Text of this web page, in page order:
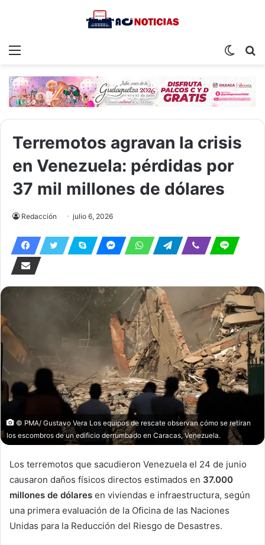
Menu
Switch
Terremotos agravan la crisis
en Venezuela: pérdidas por
37 mil millones de dólares
Redacción julio 6, 2026
© PMA/ Gustavo Vera Los equipos de rescate observan cómo se retiran
los escombros de un edificio derrumbado en Caracas, Venezuela.
Los terremotos que sacudieron Venezuela el 24 de junio
causaron daños físicos directos estimados en 37.000
millones de dólares en viviendas e infraestructura, según
una primera evaluación de la Oficina de las Naciones
Unidas para la Reducción del Riesgo de Desastres.